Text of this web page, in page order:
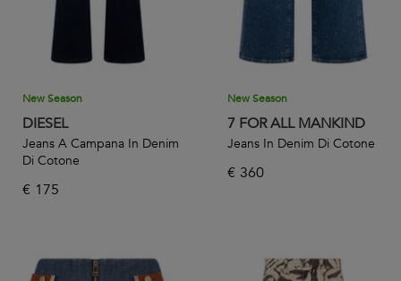
New Season
DIESEL
Jeans A Campana In Denim
Di Cotone
€ 175
New Season
7 FOR ALL MANKIND
Jeans In Denim Di Cotone
€ 360